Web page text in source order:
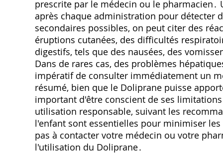
prescrite par le médecin ou le
après chaque administration pour détecter
secondaires possibles, on peut citer des
éruptions cutanées, des difficultés
digestifs, tels que des nausées, des
Dans de rares cas, des problèmes
impératif de consulter immédiatement un
résumé, bien que le Doliprane puisse
important d'être conscient de ses
utilisation responsable, suivant les
l'enfant sont essentielles pour minimiser
pas à contacter votre médecin ou votre
l'utilisation du Doliprane․